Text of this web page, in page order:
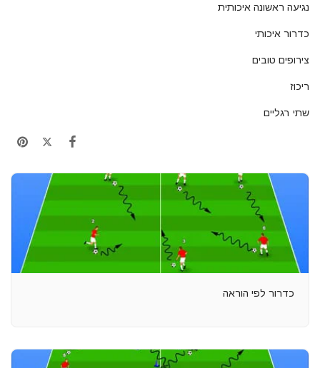
נגיעה ראשונה איכותית
כדרור איכותי
צירופים טובים
ריכוז
שתי רגליים
כדרור לפי הוראה